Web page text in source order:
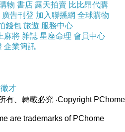
物 書店 露天拍賣 比比昂代購
廣告刊登 加入聯播網 全球購物
錢包 旅遊 服務中心
麻將 雜誌 星座命理 會員中心
企業簡訊
徵才
有、轉載必究 ‧Copyright PChome
are trademarks of PChome